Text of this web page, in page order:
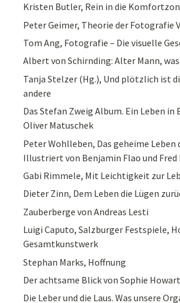
Kristen Butler, Rein in die
Peter Geimer, Theorie der Fotografie
Tom Ang, Fotografie – Die visuelle
Albert von Schirnding: Alter Mann,
Tanja Stelzer (Hg.), Und plötzlich ist
andere
Das Stefan Zweig Album. Ein Leben in
Oliver Matuschek
Peter Wohlleben, Das geheime Leben
Illustriert von Benjamin Flao und Fred
Gabi Rimmele, Mit Leichtigkeit zur
Dieter Zinn, Dem Leben die Lügen
Zauberberge von Andreas Lesti
Luigi Caputo, Salzburger Festspiele,
Gesamtkunstwerk
Stephan Marks, Hoffnung
Der achtsame Blick von Sophie
Die Leber und die Laus. Was unsere